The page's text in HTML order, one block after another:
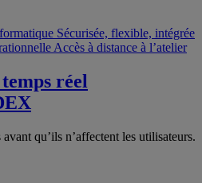
Sécurisée, flexible, intégrée
Accès à distance à l’atelier
réel
qu’ils n’affectent les utilisateurs.